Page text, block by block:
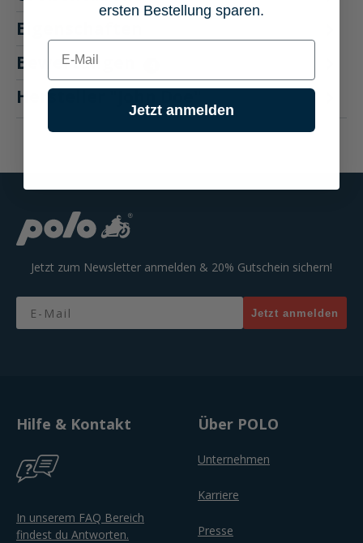
Eigenschaften
Bewertungen
Hersteller "John Doe"
Jetzt zum Newsletter anmelden & 20% Gutschein sichern!
Email
Jetzt anmelden
Hilfe & Kontakt
In unserem FAQ Bereich
findest du Antworten.
Über POLO
Unternehmen
Karriere
Presse
ersten Bestellung sparen.
E-mail
Jetzt anmelden